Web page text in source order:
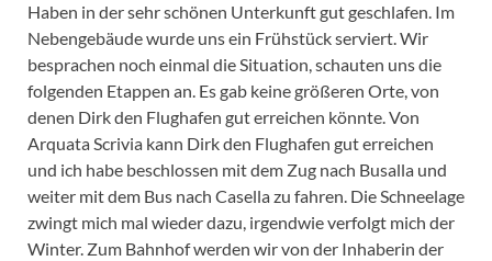
Haben in der sehr schönen Unterkunft gut geschlafen. Im
Nebengebäude wurde uns ein Frühstück serviert. Wir
besprachen noch einmal die Situation, schauten uns die
folgenden Etappen an. Es gab keine größeren Orte, von
denen Dirk den Flughafen gut erreichen könnte. Von
Arquata Scrivia kann Dirk den Flughafen gut erreichen
und ich habe beschlossen mit dem Zug nach Busalla und
weiter mit dem Bus nach Casella zu fahren. Die Schneelage
zwingt mich mal wieder dazu, irgendwie verfolgt mich der
Winter. Zum Bahnhof werden wir von der Inhaberin der